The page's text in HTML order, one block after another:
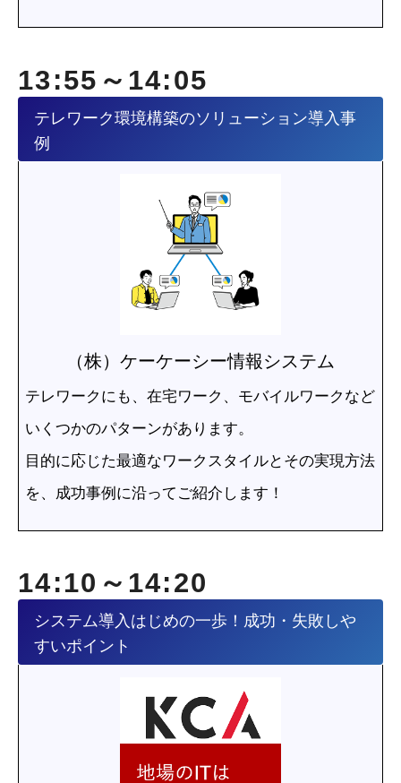
13:55～14:05
テレワーク環境構築のソリューション導入事
例
（株）ケーケーシー情報システム
テレワークにも、在宅ワーク、モバイルワークなど
いくつかのパターンがあります。
目的に応じた最適なワークスタイルとその実現方法
を、成功事例に沿ってご紹介します！
14:10～14:20
システム導入はじめの一歩！成功・失敗しや
すいポイント